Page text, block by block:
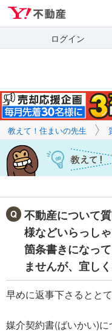
ログイン
教えて！住まいの先生
不動産について
様などいらっし
箇条書きになっ
ませんが、宜し
早めに返事下さるとと
媒介契約書(ばいかい)に